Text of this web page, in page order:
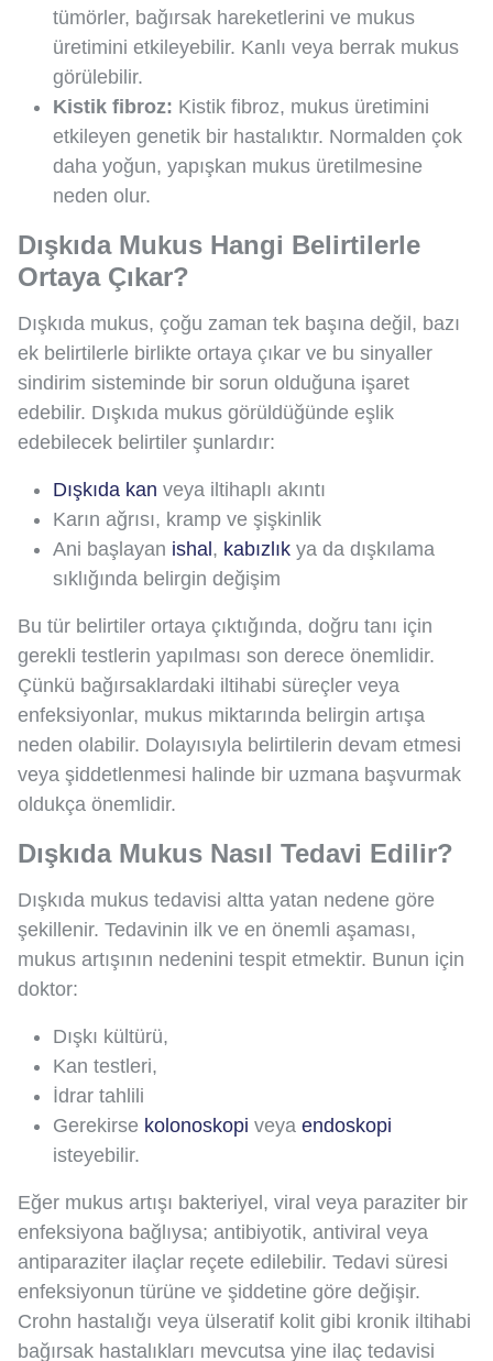
tümörler, bağırsak hareketlerini ve mukus
üretimini etkileyebilir. Kanlı veya berrak mukus
görülebilir.
Kistik fibroz: Kistik fibroz, mukus üretimini
etkileyen genetik bir hastalıktır. Normalden çok
daha yoğun, yapışkan mukus üretilmesine
neden olur.
Dışkıda Mukus Hangi Belirtilerle
Ortaya Çıkar?
Dışkıda mukus, çoğu zaman tek başına değil, bazı
ek belirtilerle birlikte ortaya çıkar ve bu sinyaller
sindirim sisteminde bir sorun olduğuna işaret
edebilir. Dışkıda mukus görüldüğünde eşlik
edebilecek belirtiler şunlardır:
Dışkıda kan veya iltihaplı akıntı
Karın ağrısı, kramp ve şişkinlik
Ani başlayan ishal, kabızlık ya da dışkılama
sıklığında belirgin değişim
Bu tür belirtiler ortaya çıktığında, doğru tanı için
gerekli testlerin yapılması son derece önemlidir.
Çünkü bağırsaklardaki iltihabi süreçler veya
enfeksiyonlar, mukus miktarında belirgin artışa
neden olabilir. Dolayısıyla belirtilerin devam etmesi
veya şiddetlenmesi halinde bir uzmana başvurmak
oldukça önemlidir.
Dışkıda Mukus Nasıl Tedavi Edilir?
Dışkıda mukus tedavisi altta yatan nedene göre
şekillenir. Tedavinin ilk ve en önemli aşaması,
mukus artışının nedenini tespit etmektir. Bunun için
doktor:
Dışkı kültürü,
Kan testleri,
İdrar tahlili
Gerekirse kolonoskopi veya endoskopi
isteyebilir.
Eğer mukus artışı bakteriyel, viral veya paraziter bir
enfeksiyona bağlıysa; antibiyotik, antiviral veya
antiparaziter ilaçlar reçete edilebilir. Tedavi süresi
enfeksiyonun türüne ve şiddetine göre değişir.
Crohn hastalığı veya ülseratif kolit gibi kronik iltihabi
bağırsak hastalıkları mevcutsa yine ilaç tedavisi